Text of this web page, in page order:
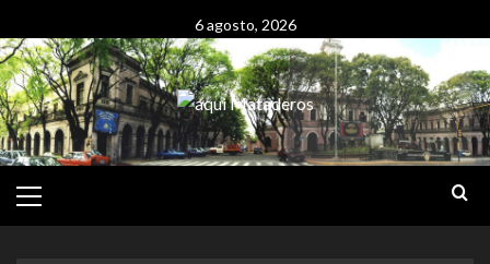
al
contenido
6 agosto, 2026
Principal